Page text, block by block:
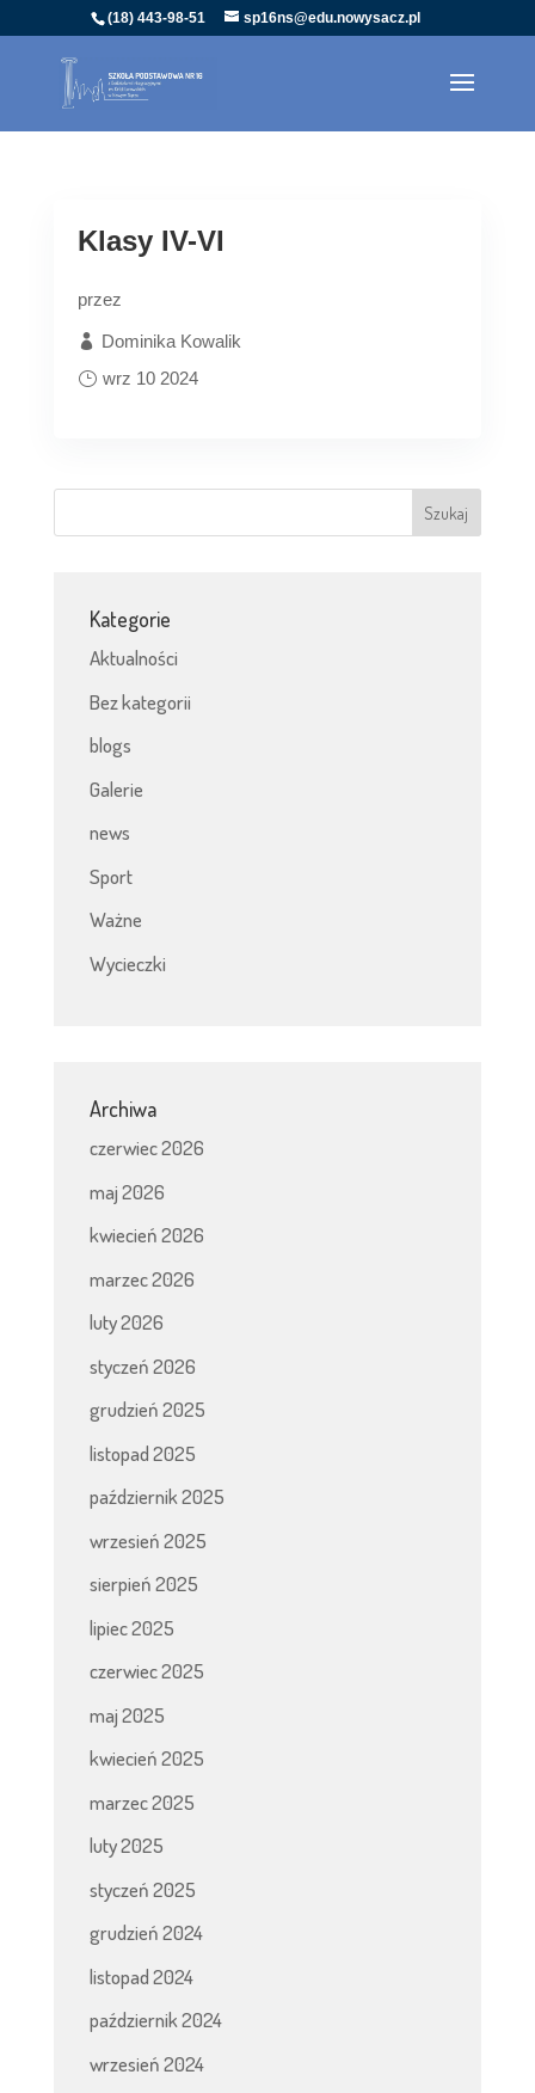
(18) 443-98-51 sp16ns@edu.nowysacz.pl
Klasy IV-VI
przez
Dominika Kowalik
wrz 10 2024
Kategorie
Aktualności
Bez kategorii
blogs
Galerie
news
Sport
Ważne
Wycieczki
Archiwa
czerwiec 2026
maj 2026
kwiecień 2026
marzec 2026
luty 2026
styczeń 2026
grudzień 2025
listopad 2025
październik 2025
wrzesień 2025
sierpień 2025
lipiec 2025
czerwiec 2025
maj 2025
kwiecień 2025
marzec 2025
luty 2025
styczeń 2025
grudzień 2024
listopad 2024
październik 2024
wrzesień 2024